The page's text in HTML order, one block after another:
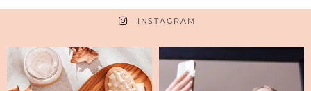
INSTAGRAM